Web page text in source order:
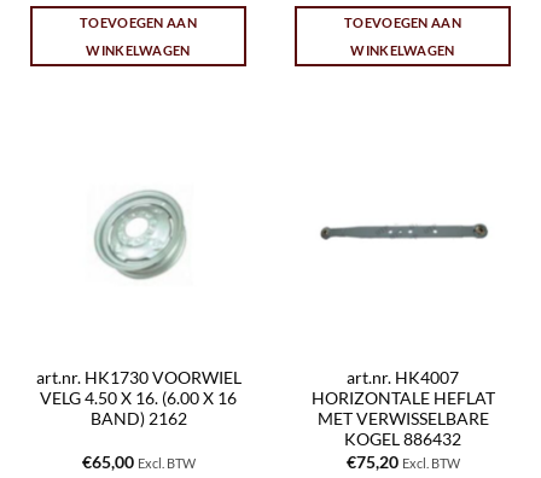
TOEVOEGEN AAN
WINKELWAGEN
TOEVOEGEN AAN
WINKELWAGEN
art.nr. HK1730 VOORWIEL
VELG 4.50 X 16. (6.00 X 16
BAND) 2162
€65,00 Excl. BTW
art.nr. HK4007
HORIZONTALE HEFLAT
MET VERWISSELBARE
KOGEL 886432
€75,20 Excl. BTW